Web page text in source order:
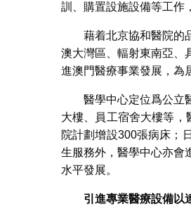
訓、購置設施設備等工作
藉着北京協和醫院的
澳大灣區、輻射東南亞、
進澳門醫療事業發展，為
醫學中心定位爲公立
大樓、員工宿舍大樓等
院計劃增設300張病床；
生服務外，醫學中心亦會
水平發展。
引進專業醫療設備以